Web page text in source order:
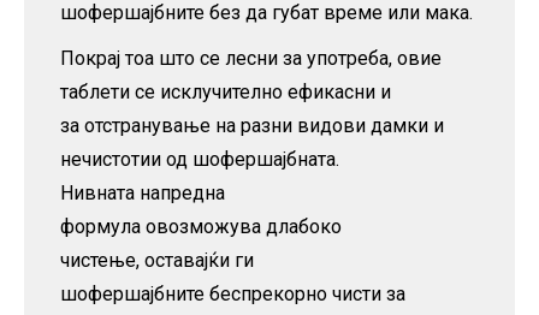
шофершајбните без да губат време или мака.
Покрај тоа што се лесни за употреба, овие
таблети се исклучително ефикасни и
за отстранување на разни видови дамки и
нечистотии од шофершајбната.
Нивната напредна
формула овозможува длабоко
чистење, оставајќи ги
шофершајбните беспрекорно чисти за